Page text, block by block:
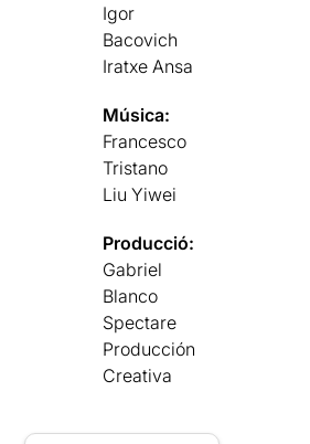
Igor
Bacovich
Iratxe Ansa
Música:
Francesco
Tristano
Liu Yiwei
Producció:
Gabriel
Blanco
Spectare
Producción
Creativa